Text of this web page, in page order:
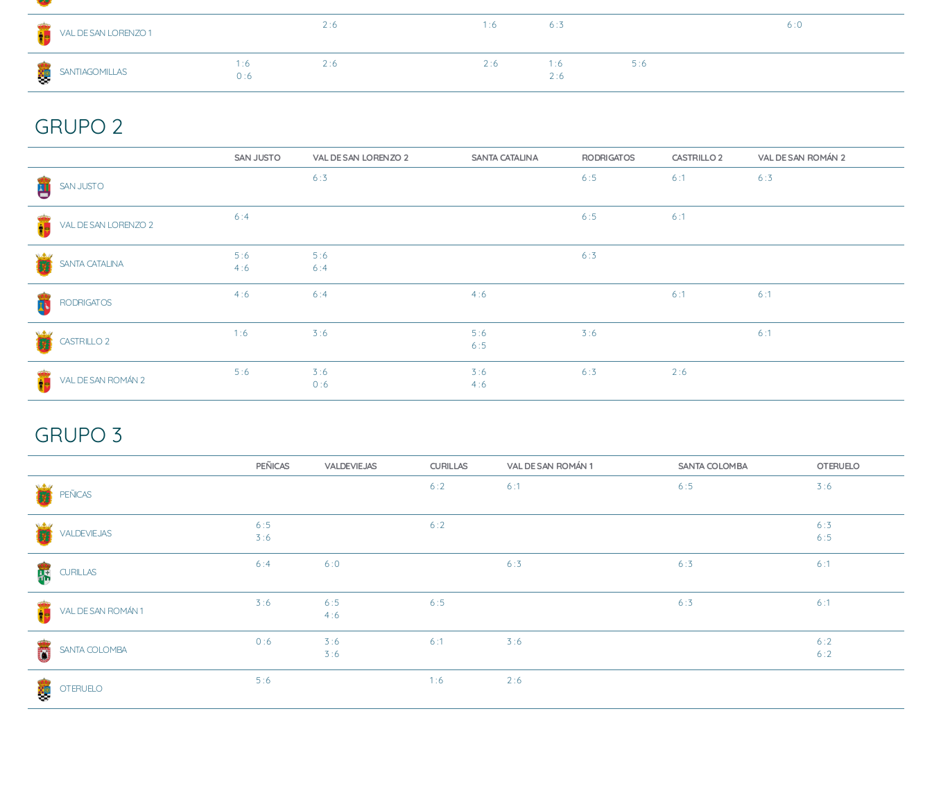
VAL DE SAN LORENZO 1
2 : 6 1 : 6 6 : 3 6 : 0
SANTIAGOMILLAS
1 : 6
0 : 6
2 : 6 2 : 6
1 : 6
2 : 6
5 : 6
GRUPO 2
SAN JUSTO VAL DE SAN LORENZO 2 SANTA CATALINA RODRIGATOS CASTRILLO 2 VAL DE SAN ROMÁN 2
SAN JUSTO
6 : 3 6 : 5 6 : 1 6 : 3
VAL DE SAN LORENZO 2
6 : 4 6 : 5 6 : 1
SANTA CATALINA
5 : 6
4 : 6
5 : 6
6 : 4
6 : 3
RODRIGATOS
4 : 6 6 : 4 4 : 6 6 : 1 6 : 1
CASTRILLO 2
1 : 6 3 : 6
5 : 6
6 : 5
3 : 6 6 : 1
VAL DE SAN ROMÁN 2
5 : 6
3 : 6
0 : 6
3 : 6
4 : 6
6 : 3 2 : 6
GRUPO 3
PEÑICAS VALDEVIEJAS CURILLAS VAL DE SAN ROMÁN 1 SANTA COLOMBA OTERUELO
PEÑICAS
6 : 2 6 : 1 6 : 5 3 : 6
VALDEVIEJAS
6 : 5
3 : 6
6 : 2
6 : 3
6 : 5
CURILLAS
6 : 4 6 : 0 6 : 3 6 : 3 6 : 1
VAL DE SAN ROMÁN 1
3 : 6
6 : 5
4 : 6
6 : 5 6 : 3 6 : 1
SANTA COLOMBA
0 : 6
3 : 6
3 : 6
6 : 1 3 : 6
6 : 2
6 : 2
OTERUELO
5 : 6 1 : 6 2 : 6